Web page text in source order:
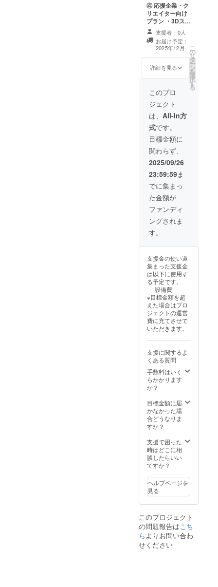
④ 応援企業・ク
リエイター向け
プラン ・3Dス
キャン＋フルカ
スタムフィギュ
ア（人物、1体／
15cm） ・表
情・ポーズ・衣
装の指定可（事
パッケージ対応
可 ・サービス紹
介ページへのご
協賛者名掲載
：掲載期間
2025年12月1日
から1年間掲載
：掲載方法
ロゴ・バナー掲
載 ：支援時、
載を希望される
場合お名前をご
記入ください
ロゴやバ
ナーなどの画像
の受け渡しにつ
いては、プロ
ジェクト終了後
にお送りする
メールをご
確認ください。
支援者：0人
お届け予定：
2025年12月
詳細を見る
こ
の
リ
タ
ー
ン
を
選
択
す
る
このプロ
ジェクト
は、 All-In方
式です。
目標金額に
関わらず、
2025/09/26
23:59:59ま
でに集まっ
た金額が
ファンディ
ングされま
す。
支援金の使い道
集まった支援金
は以下に使用す
る予定です。
設備費
※目標金額を超
えた場合はプロ
ジェクトの運営
費に充てさせて
いただきます。
支援に関するよ
くある質問
手数料はいく
らかかります
か？
目標金額に届
かなかった場
合どうなりま
すか？
支援で困った
時はどこに相
談したらいい
ですか？
ヘルプページを
見る
このプロジェクト
の問題報告はこち
ら よりお問い合わ
せください